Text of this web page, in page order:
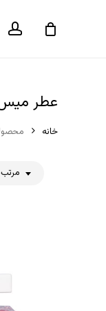
سبد خرید
عطر
خانه